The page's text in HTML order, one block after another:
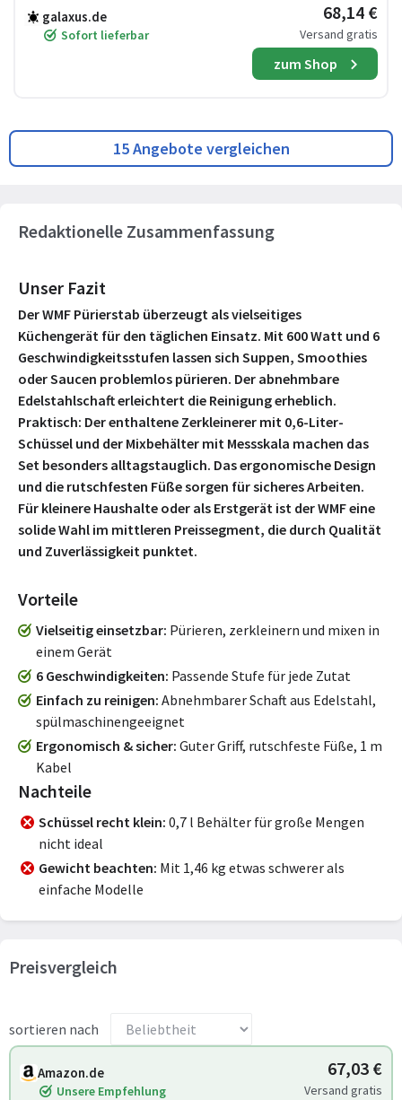
galaxus.de
Sofort lieferbar
68,14 €
Versand gratis
zum Shop
15 Angebote vergleichen
Redaktionelle Zusammenfassung
Unser Fazit
Der WMF Pürierstab überzeugt als vielseitiges
Küchengerät für den täglichen Einsatz. Mit 600 Watt und 6
Geschwindigkeitsstufen lassen sich Suppen, Smoothies
oder Saucen problemlos pürieren. Der abnehmbare
Edelstahlschaft erleichtert die Reinigung erheblich.
Praktisch: Der enthaltene Zerkleinerer mit 0,6-Liter-
Schüssel und der Mixbehälter mit Messskala machen das
Set besonders alltagstauglich. Das ergonomische Design
und die rutschfesten Füße sorgen für sicheres Arbeiten.
Für kleinere Haushalte oder als Erstgerät ist der WMF eine
solide Wahl im mittleren Preissegment, die durch Qualität
und Zuverlässigkeit punktet.
Vorteile
Vielseitig einsetzbar Pürieren, zerkleinern und mixen in
einem Gerät
6 Geschwindigkeiten Passende Stufe für jede Zutat
Einfach zu reinigen Abnehmbarer Schaft aus Edelstahl,
spülmaschinengeeignet
Ergonomisch & sicher Guter Griff, rutschfeste Füße, 1 m
Kabel
Nachteile
Schüssel recht klein 0,7 l Behälter für große Mengen
nicht ideal
Gewicht beachten Mit 1,46 kg etwas schwerer als
einfache Modelle
Preisvergleich
sortieren nach
Amazon.de
Unsere Empfehlung
67,03 €
Versand gratis